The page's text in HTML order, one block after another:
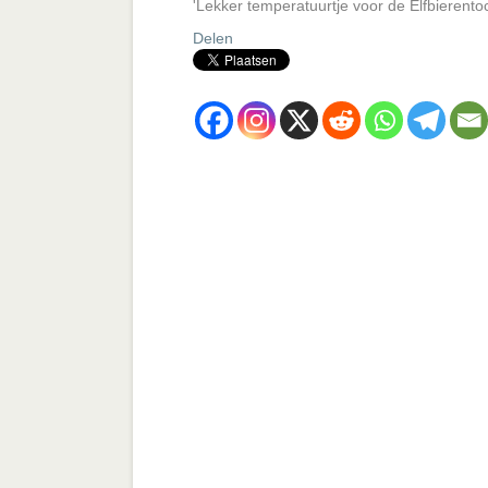
'Lekker temperatuurtje voor de
Delen